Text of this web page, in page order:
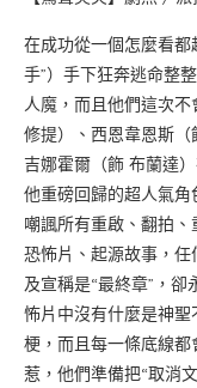
在成功從一個怎麼看
手”）手下狂奔逃命整
人魔，而且他們這次
修提）、西恩韋恩斯
吉娜霍爾（飾 布蘭達
他重磅回歸的超人氣
嘲諷所有重啟、翻拍
恐怖片、起源故事，任
及宣稱是“最終章”，
怖片中沒有什麼是神
梗，而且每一條底線
惹，他們準備把“取消